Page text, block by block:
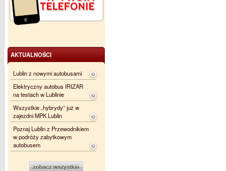
AKTUALNOŚCI
Lublin z nowymi autobusami
Elektryczny autobus IRIZAR
na testach w Lublinie
Wszystkie „hybrydy” już w
zajezdni MPK Lublin
Poznaj Lublin z Przewodnikiem
w podróży zabytkowym
autobusem